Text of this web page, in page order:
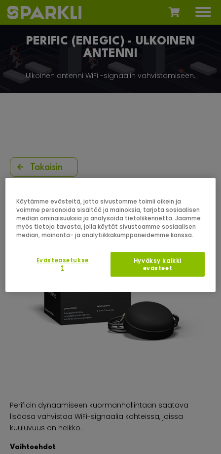
PERIFIC (ENEGIC) - ULKOINEN
ANTENNI
Ulkoinen antenni WiFi -signaalin vahvistamiseen.
Takaisin
Perificin dynaamiseen kuormanhallintaan saatava
lisäosa vahvistaa WiFi-signaalia kohteissa, joissa
kuuluvuus on heikko.
Vaihtoehdot
Käytämme evästeitä, jotta sivustomme toimii oikein ja
voimme personoida sisältöä ja mainoksia, tarjota sosiaalisen
median ominaisuuksia ja analysoida tietoliikennettä. Jaamme
myös tietoja tavasta, jolla käytät sivustoamme sosiaalisen
median, mainonta- ja analytiikkakumppaneidemme kanssa.
Evästeasetukse
t
Hyväksy kaikki
evästeet